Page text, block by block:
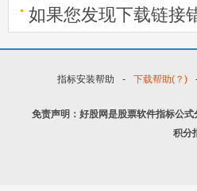
如果您发现下载链接
指标安装帮助 - 下载帮助(？)
免责声明：好股网是股票软件指标公
积分